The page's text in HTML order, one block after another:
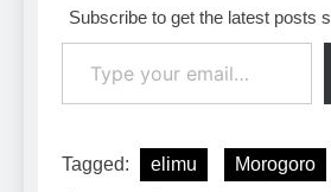
Subscribe to get the latest posts
Type your email…
Tagged: elimu Morogoro